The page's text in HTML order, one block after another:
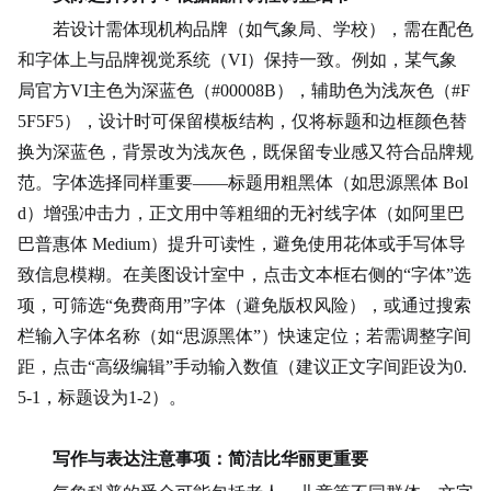
若设计需体现机构品牌（如气象局、学校），需在配色
和字体上与品牌视觉系统（VI）保持一致。例如，某气象
局官方VI主色为深蓝色 （#00008B），辅助色为浅灰色（#F
5F5F5），设计时可保留模板结构，仅将标题和边框颜色替
换为深蓝色，背景改为浅灰色，既保留专业感又符合品牌规
范。字体选择同样重要——标题用粗黑体（如思源黑体 Bol
d）增强冲击力，正文用中等粗细的无衬线字体（如阿里巴
巴普惠体 Medium）提升可读性，避免使用花体或手写体导
致信息模糊。在美图设计室中，点击文本框右侧的“字体”选
项，可筛选“免费商用”字体（避免版权风险），或通过搜索
栏输入字体名称（如“思源黑体”）快速定位；若需调整字间
距，点击“高级编辑”手动输入数值（建议正文字间距设为0.
5-1，标题设为1-2）。
写作与表达注意事项：简洁比华丽更重要